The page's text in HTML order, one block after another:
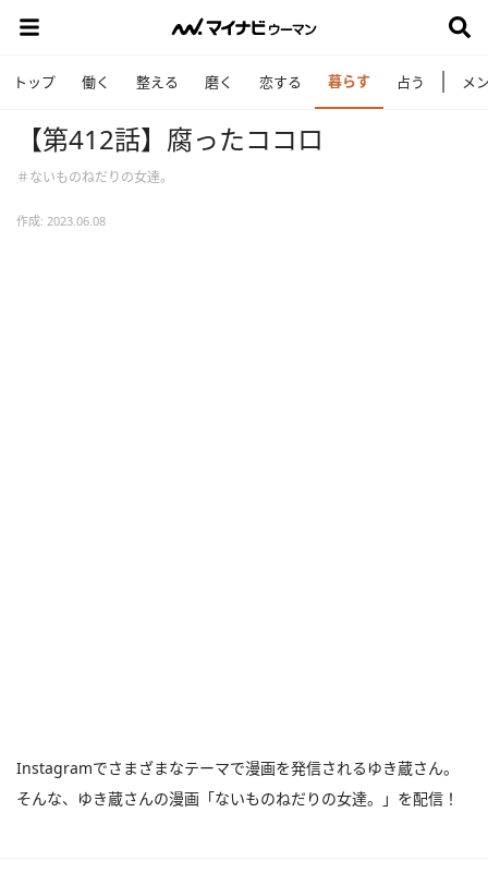
トップ 働く 整える 磨く 恋する 暮らす 占う メ
【第412話】腐ったココロ
＃ないものねだりの女達。
作成: 2023.06.08
Instagramでさまざまなテーマで漫画を発信されるゆき蔵さん。
そんな、ゆき蔵さんの漫画「ないものねだりの女達。」を配信！